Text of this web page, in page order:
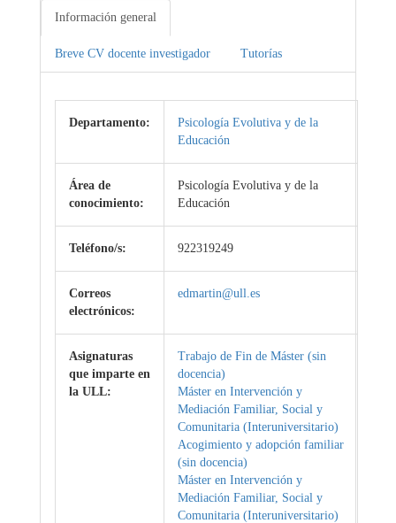
Información general
Breve CV docente investigador Tutorías
Departamento:
Psicología Evolutiva y de la
Educación
Área de
conocimiento:
Psicología Evolutiva y de la
Educación
Teléfono/s: 922319249
Correos
electrónicos:
edmartin@ull.es
Asignaturas
que imparte en
la ULL:
Trabajo de Fin de Máster (sin
docencia)
Máster en Intervención y
Mediación Familiar, Social y
Comunitaria (Interuniversitario)
Acogimiento y adopción familiar
(sin docencia)
Máster en Intervención y
Mediación Familiar, Social y
Comunitaria (Interuniversitario)